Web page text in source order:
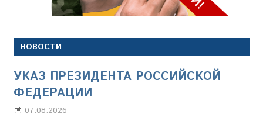
НОВОСТИ
УКАЗ ПРЕЗИДЕНТА РОССИЙСКОЙ
ФЕДЕРАЦИИ
07.08.2026